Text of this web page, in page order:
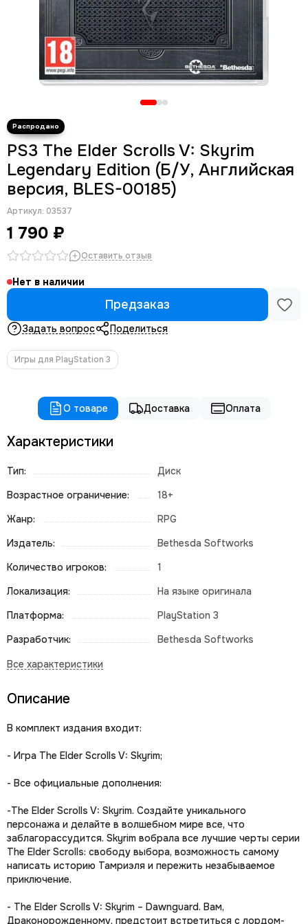
PS3 The Elder Scrolls V: Skyrim
Legendary Edition (Б/У, Английская
версия, BLES-00185)
Артикул: 03537
1 790 ₽
Оставить отзыв
Нет в наличии
Предзаказ
Задать вопрос Поделиться
Игры для PlayStation 3
О товаре Доставка Оплата
Характеристики
Тип:
Диск
Возрастное ограничение:
18+
Жанр:
RPG
Издатель:
Bethesda Softworks
Количество игроков:
1
Локализация:
На языке оригинала
Платформа:
PlayStation 3
Разработчик:
Bethesda Softworks
Описание
В комплект издания входит:
- Игра The Elder Scrolls V: Skyrim;
- Все официальные дополнения:
-The Elder Scrolls V: Skyrim. Создайте уникального
персонажа и делайте в волшебном мире все, что
заблагорассудится. Skyrim вобрала все лучшие черты серии
The Elder Scrolls: свободу выбора, возможность самому
написать историю Тамриэля и пережить незабываемое
приключение.
- The Elder Scrolls V: Skyrim – Dawnguard. Вам,
Драконорожденному, предстоит встретиться с лордом-